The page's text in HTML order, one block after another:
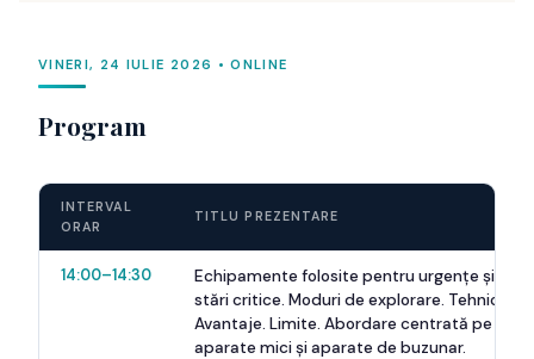
VINERI, 24 IULIE 2026 • ONLINE
Program
INTERVAL
ORAR
TITLU PREZENTARE
14:00–14:30
Echipamente folosite pentru urgențe și
stări critice. Moduri de explorare. Tehnici.
Avantaje. Limite. Abordare centrată pe
aparate mici și aparate de buzunar.